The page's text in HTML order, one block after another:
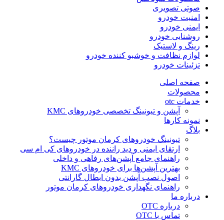
صوتی تصویری
امنیت خودرو
ایمنی خودرو
روشنایی خودرو
رینگ و لاستیک
لوازم نظافت و خوشبو کننده خودرو
تزئینات خودرو
صفحه اصلی
محصولات
خدمات otc
آپشن و تیونینگ تخصصی خودروهای KMC
نمونه کارها
بلاگ
تیونینگ خودروهای کرمان موتور چیست؟
ارتقای ایمنی و دید راننده در خودروهای کی ام سی
راهنمای جامع آپشن‌های رفاهی و داخلی
بهترین آپشن‌ها برای خودروهای KMC
اصول نصب آپشن بدون ابطال گارانتی
راهنمای نگهداری خودروهای کرمان موتور
درباره ما
درباره OTC
تماس با OTC